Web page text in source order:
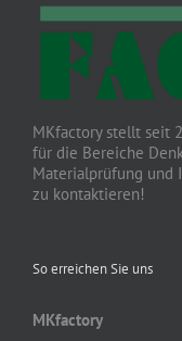
MKfactory stellt seit
für die Bereiche
Materialprüfung und
zu kontaktieren!
So erreichen Sie uns
MKfactory